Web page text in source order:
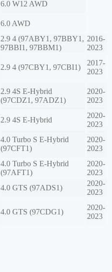
6.0 W12 AWD
6.0 AWD
2.9 4 (97ABY1, 97BBY1,
97BBI1, 97BBM1)
2016-
2023
2.9 4 (97CBY1, 97CBI1)
2017-
2023
2.9 4S E-Hybrid
(97CDZ1, 97ADZ1)
2020-
2023
2.9 4S E-Hybrid
2020-
2023
4.0 Turbo S E-Hybrid
(97CFT1)
2020-
2023
4.0 Turbo S E-Hybrid
(97AFT1)
2020-
2023
4.0 GTS (97ADS1)
2020-
2023
4.0 GTS (97CDG1)
2020-
2023